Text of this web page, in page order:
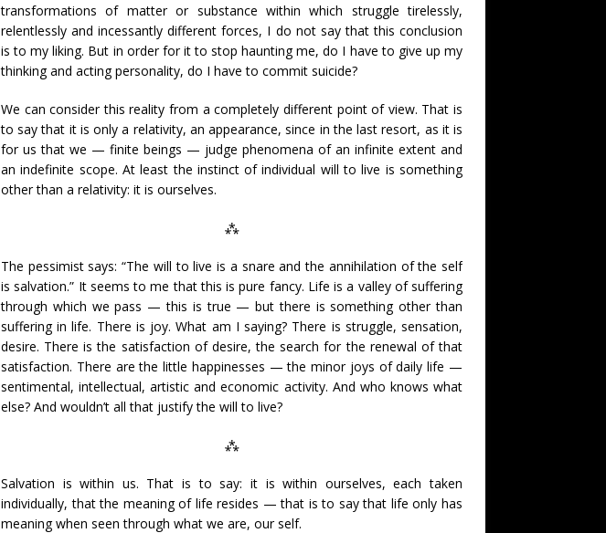
transformations of matter or substance within which struggle tirelessly,
relentlessly and incessantly different forces, I do not say that this conclusion
is to my liking. But in order for it to stop haunting me, do I have to give up my
thinking and acting personality, do I have to commit suicide?
We can consider this reality from a completely different point of view. That is
to say that it is only a relativity, an appearance, since in the last resort, as it is
for us that we — finite beings — judge phenomena of an infinite extent and
an indefinite scope. At least the instinct of individual will to live is something
other than a relativity: it is ourselves.
⁂
The pessimist says: “The will to live is a snare and the annihilation of the self
is salvation.” It seems to me that this is pure fancy. Life is a valley of suffering
through which we pass — this is true — but there is something other than
suffering in life. There is joy. What am I saying? There is struggle, sensation,
desire. There is the satisfaction of desire, the search for the renewal of that
satisfaction. There are the little happinesses — the minor joys of daily life —
sentimental, intellectual, artistic and economic activity. And who knows what
else? And wouldn’t all that justify the will to live?
⁂
Salvation is within us. That is to say: it is within ourselves, each taken
individually, that the meaning of life resides — that is to say that life only has
meaning when seen through what we are, our self.